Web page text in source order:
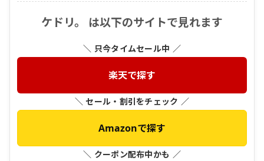
ケドリ。 は以下のサイトで見れます
＼ 只今タイムセール中 ／
楽天で探す
＼ セール・割引をチェック ／
Amazonで探す
＼ クーポン配布中かも ／